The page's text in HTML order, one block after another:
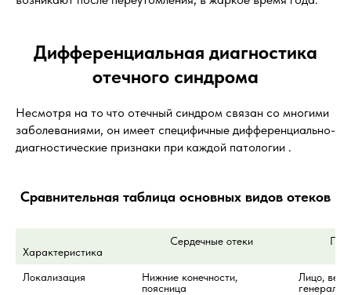
Дифференциальная диагностика
отечного синдрома
Несмотря на то что отечный синдром связан со многими
заболеваниями, он имеет специфичные дифференциально-
диагностические признаки при каждой патологии .
Сравнительная таблица основных видов отеков
Характеристика
         Сердечные отеки
Локализация
Нижние конечности,
поясница
Лицо,